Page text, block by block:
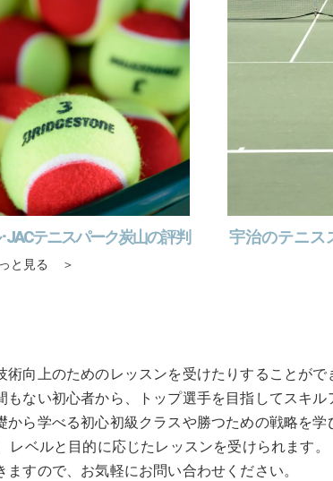
テニスパーク炭山の評判
と見る ＞
宇治のテニス
向上のためのレッスンを受けたりすることが
ない初心者から、トップ選手を目指してスキ
ら学べる初心初級クラスや勝つための戦略を
ベルと目的に応じたレッスンを受けられます。
すので、お気軽にお問い合わせください。